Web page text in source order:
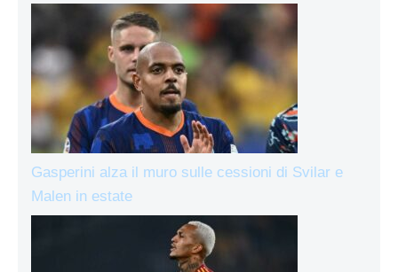
Gasperini alza il muro sulle cessioni di Svilar e
Malen in estate